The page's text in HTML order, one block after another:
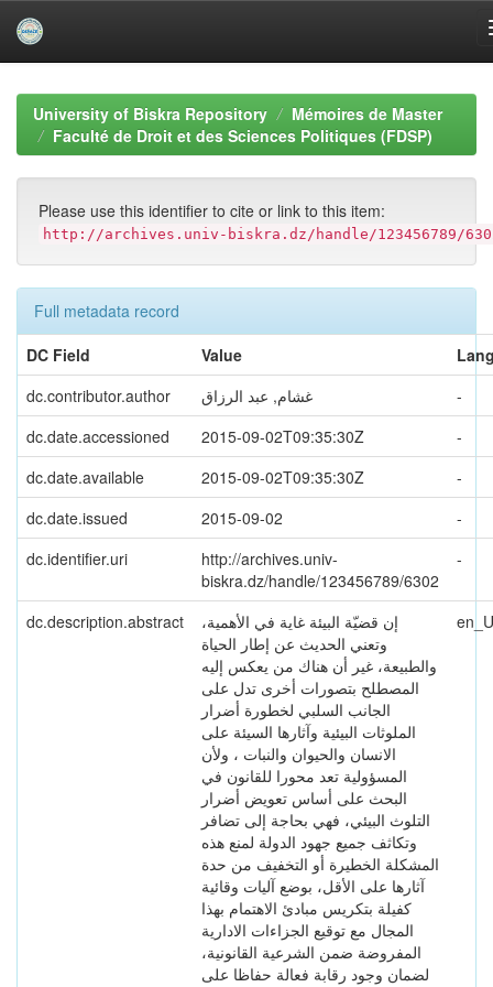
navigationUniversity of Biskra Repository
Mémoires de Master
Faculté de Droit et des Sciences Politiques (FDSP)
Please use this identifier to cite or link to this item:
http://archives.univ-biskra.dz/handle/123456789/
Full metadata record
DC Field
Value
dc.contributor.author
غشام, عبد الرزاق
-
dc.date.accessioned
2015-09-02T09:35:30Z
-
dc.date.available
2015-09-02T09:35:30Z
-
dc.date.issued
2015-09-02
-
dc.identifier.uri
http://archives.univ-
biskra.dz/handle/123456789/6302
-
dc.description.abstract
إن قضیّة البیئة غایة في الأهمیة،
وتعني الحدیث عن إطار الحیاة
والطبیعة، غیر أن هناك من یعكس إلیه
المصطلح بتصورات أخرى تدل على
الجانب السلبي لخطورة أضرار
الملوثات البیئیة وآثارها السیئة على
الانسان والحیوان والنبات ، ولأن
المسؤولیة تعد محورا للقانون في
البحث على أساس تعویض أضرار
التلوث البیئي، فهي بحاجة إلى تضافر
وتكاثف جمیع جهود الدولة لمنع هذه
المشكلة الخطیرة أو التخفیف من حدة
آثارها على الأقل، بوضع آلیات وقائیة
كفیلة بتكریس مبادئ الاهتمام بهذا
المجال مع توقیع الجزاءات الاداریة
المفروضة ضمن الشرعیة القانونیة،
لضمان وجود رقابة فعالة حفاظا على